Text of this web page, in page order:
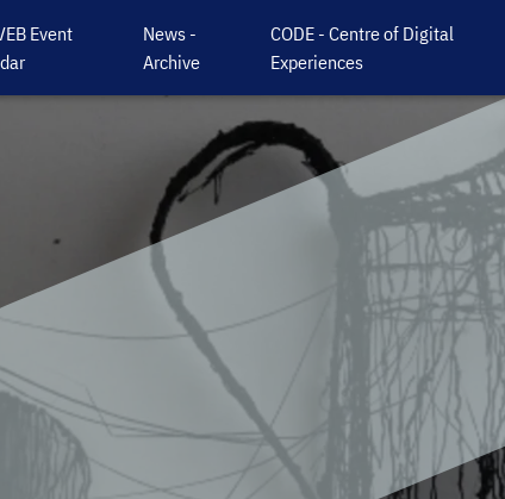
Event
News -
Archive
CODE - Centre of Digital
Experiences